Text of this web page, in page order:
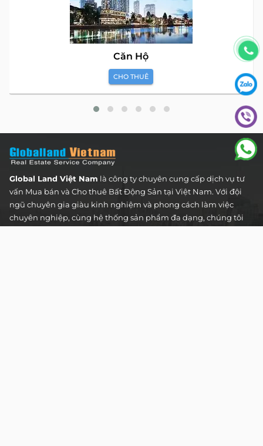
Căn Hộ
CHO THUÊ
Global Land Việt Nam là công ty chuyên cung cấp dịch vụ tư
vấn Mua bán và Cho thuê Bất Động Sản tại Việt Nam. Với đội
ngũ chuyên gia giàu kinh nghiệm và phong cách làm việc
chuyên nghiệp, cùng hệ thống sản phẩm đa dạng, chúng tôi